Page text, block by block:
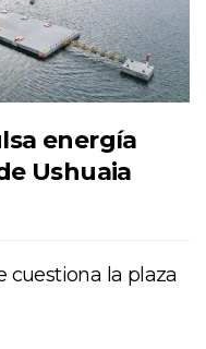
energía
Ushuaia
cuestiona la plaza